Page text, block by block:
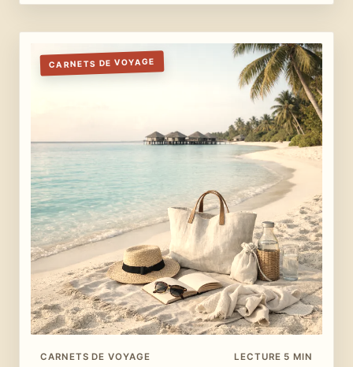
CARNETS DE VOYAGE
CARNETS DE VOYAGE LECTURE 5 MIN